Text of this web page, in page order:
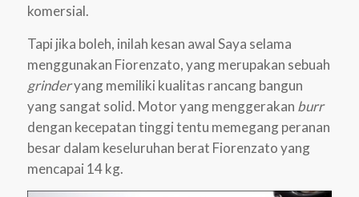
komersial.
Tapi jika boleh, inilah kesan awal Saya selama
menggunakan Fiorenzato, yang merupakan sebuah
grinderyang memiliki kualitas rancang bangun
yang sangat solid. Motor yang menggerakan burr
dengan kecepatan tinggi tentu memegang peranan
besar dalam keseluruhan berat Fiorenzato yang
mencapai 14 kg.